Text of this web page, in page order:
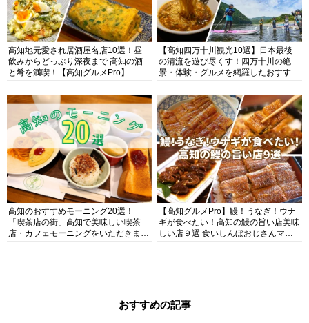
高知地元愛され居酒屋名店10選！昼
飲みからどっぷり深夜まで 高知の酒
と肴を満喫！【高知グルメPro】
【高知四万十川観光10選】日本最後
の清流を遊び尽くす！四万十川の絶
景・体験・グルメを網羅したおすすめ
高知のおすすめモーニング20選！
「喫茶店の街」高知で美味しい喫茶
店・カフェモーニングをいただきま
【高知グルメPro】鰻！うなぎ！ウナ
ギが食べたい！高知の鰻の旨い店美味
しい店９選 食いしんぼおじさんマッ
おすすめの記事